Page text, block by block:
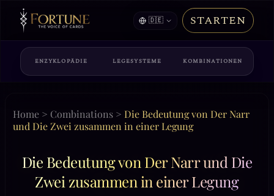
🇩🇪 STARTEN
ENZYKLOPÄDIE LEGESYSTEME KOMBINATIONEN
Home > Combinations > Die Bedeutung von Der Narr
und Die Zwei zusammen in einer Legung
Die Bedeutung von Der Narr und Die
Zwei zusammen in einer Legung